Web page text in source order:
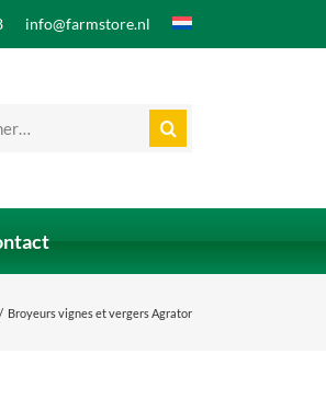
info@farmstore.nl
Broyeurs vignes et vergers Agrator